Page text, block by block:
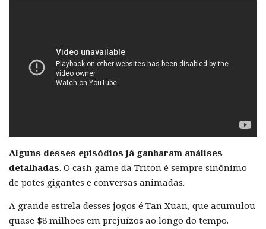
Alguns desses episódios já ganharam análises
detalhadas. O cash game da Triton é sempre sinônimo
de potes gigantes e conversas animadas.
A grande estrela desses jogos é Tan Xuan, que acumulou
quase $8 milhões em prejuízos ao longo do tempo.